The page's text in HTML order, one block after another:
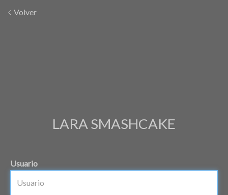
Volver
LARA SMASHCAKE
Usuario